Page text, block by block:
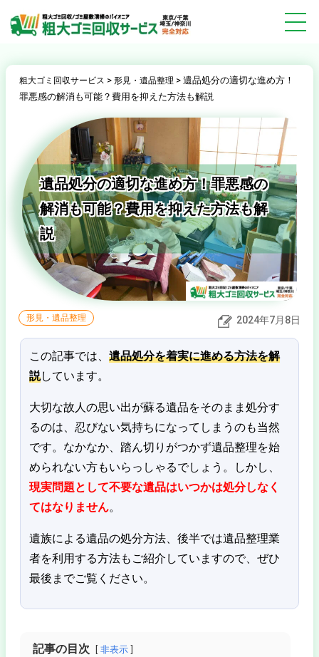
粗大ゴミ回収サービス > 形見・遺品整理 > 遺品処分の適切な進め方！
罪悪感の解消も可能？費用を抑えた方法も解説
遺品処分の適切な進め方！罪悪感の
解消も可能？費用を抑えた方法も解
説
形見・遺品整理 2024年7月8日
この記事では、 遺品処分を着実に進める方法を解
説しています。
大切な故人の思い出が蘇る遺品をそのまま処分す
るのは、忍びない気持ちになってしまうのも当然
です。なかなか、踏ん切りがつかず遺品整理を始
められない方もいらっしゃるでしょう。しかし、
現実問題として不要な遺品はいつかは処分しなく
てはなりません。
遺族による遺品の処分方法、後半では遺品整理業
者を利用する方法もご紹介していますので、ぜひ
最後までご覧ください。
記事の目次 非表示